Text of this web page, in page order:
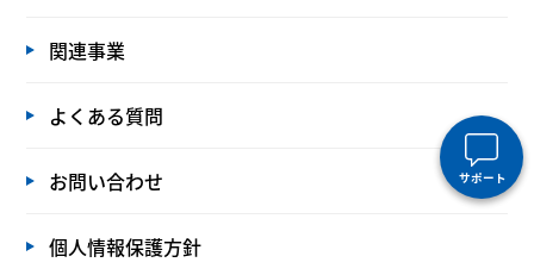
サポート
関連事業
よくある質問
お問い合わせ
個人情報保護方針